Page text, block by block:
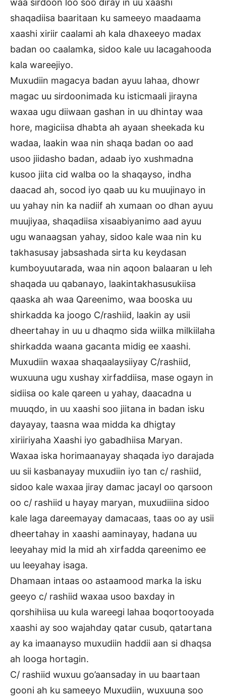
waa sirdoon loo soo diray in uu xaashi
shaqadiisa baaritaan ku sameeyo maadaama
xaashi xiriir caalami ah kala dhaxeeyo madax
badan oo caalamka, sidoo kale uu lacagahooda
kala wareejiyo.
Muxudiin magacya badan ayuu lahaa, dhowr
magac uu sirdoonimada ku isticmaali jirayna
waxaa ugu diiwaan gashan in uu dhintay waa
hore, magiciisa dhabta ah ayaan sheekada ku
wadaa, laakin waa nin shaqa badan oo aad
usoo jiidasho badan, adaab iyo xushmadna
kusoo jiita cid walba oo la shaqayso, indha
daacad ah, socod iyo qaab uu ku muujinayo in
uu yahay nin ka nadiif ah xumaan oo dhan ayuu
muujiyaa, shaqadiisa xisaabiyanimo aad ayuu
ugu wanaagsan yahay, sidoo kale waa nin ku
takhasusay jabsashada sirta ku keydasan
kumboyuutarada, waa nin aqoon balaaran u leh
shaqada uu qabanayo, laakintakhasusukiisa
qaaska ah waa Qareenimo, waa booska uu
shirkadda ka joogo C/rashiid, laakin ay usii
dheertahay in uu u dhaqmo sida wiilka milkiilaha
shirkadda waana gacanta midig ee xaashi.
Muxudiin waxaa shaqaalaysiiyay C/rashiid,
wuxuuna ugu xushay xirfaddiisa, mase ogayn in
sidiisa oo kale qareen u yahay, daacadna u
muuqdo, in uu xaashi soo jiitana in badan isku
dayayay, taasna waa midda ka dhigtay
xiriiriyaha Xaashi iyo gabadhiisa Maryan.
Waxaa iska horimaanayay shaqada iyo darajada
uu sii kasbanayay muxudiin iyo tan c/ rashiid,
sidoo kale waxaa jiray damac jacayl oo qarsoon
oo c/ rashiid u hayay maryan, muxudiiina sidoo
kale laga dareemayay damacaas, taas oo ay usii
dheertahay in xaashi aaminayay, hadana uu
leeyahay mid la mid ah xirfadda qareenimo ee
uu leeyahay isaga.
Dhamaan intaas oo astaamood marka la isku
geeyo c/ rashiid waxaa usoo baxday in
qorshihiisa uu kula wareegi lahaa boqortooyada
xaashi ay soo wajahday qatar cusub, qatartana
ay ka imaanayso muxudiin haddii aan si dhaqsa
ah looga hortagin.
C/ rashiid wuxuu go’aansaday in uu baartaan
gooni ah ku sameeyo Muxudiin, wuxuuna soo